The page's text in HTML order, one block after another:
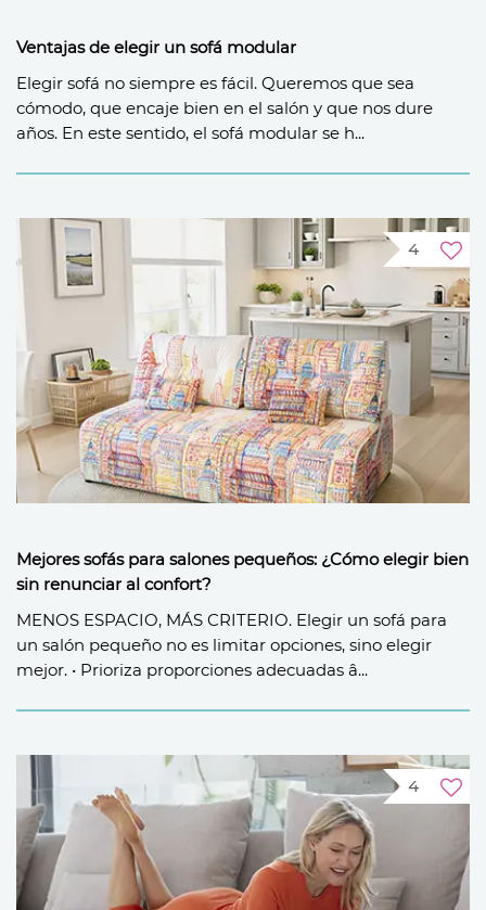
Ventajas de elegir un sofá modular
Elegir sofá no siempre es fácil. Queremos que sea
cómodo, que encaje bien en el salón y que nos dure
años. En este sentido, el sofá modular se h...
4
Mejores sofás para salones pequeños: ¿Cómo elegir bien
sin renunciar al confort?
MENOS ESPACIO, MÁS CRITERIO. Elegir un sofá para
un salón pequeño no es limitar opciones, sino elegir
mejor. • Prioriza proporciones adecuadas â...
4